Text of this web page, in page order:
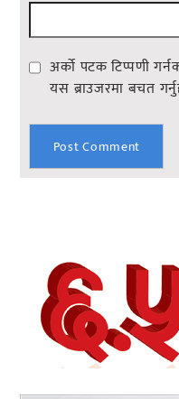
अर्को पटक टिप्पणी
यस ब्राउजरमा बचत